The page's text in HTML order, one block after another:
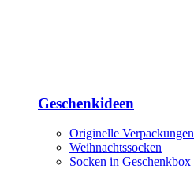
Geschenkideen
Originelle Verpackungen
Weihnachtssocken
Socken in Geschenkbox